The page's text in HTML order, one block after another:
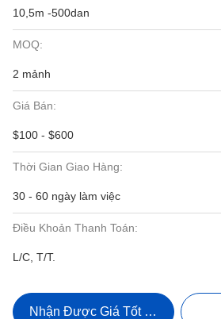
10,5m -500dan
MOQ:
2 mảnh
Giá Bán:
$100 - $600
Thời Gian Giao Hàng:
30 - 60 ngày làm việc
Điều Khoản Thanh Toán:
L/C, T/T.
Nhận Được Giá Tốt Nhất